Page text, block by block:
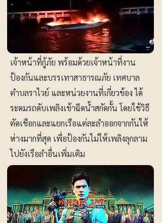
เจ้าหน้าที่กู้ภัย พร้อมด้วยเจ้าหน้าที่งาน
ป้องกันและบรรเทาสาธารณภัย เทศบาล
ตำบลราไวย์ และหน่วยงานที่เกี่ยวข้อง ได้
ระดมรถดับเพลิงเข้าฉีดน้ำสกัดกั้น โดยใช้วิธี
ตัดเชือกและแยกเรือแต่ละลำออกจากกันให้
ห่างมากที่สุด เพื่อป้องกันไม่ให้เพลิงลุกลาม
ไปยังเรือลำอื่นเพิ่มเติม